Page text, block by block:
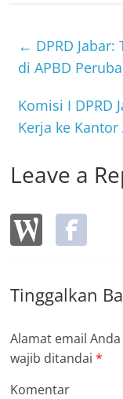
b
o
o
k
← DPRD
di APBD
Komisi I DPRD
Kerja ke Kantor
Leave a
Tinggalkan
Alamat email
wajib ditandai*
Komentar